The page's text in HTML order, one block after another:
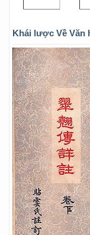
Khái lược Về Văn